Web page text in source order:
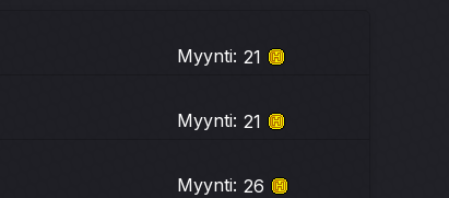
Myynti: 21
Myynti: 21
Myynti: 26